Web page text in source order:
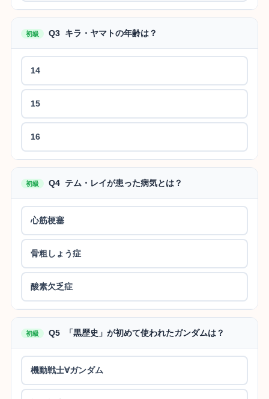
初級 Q3 キラ・ヤマトの年齢は？
14
15
16
初級 Q4 テム・レイが患った病気とは？
心筋梗塞
骨粗しょう症
酸素欠乏症
初級 Q5 「黒歴史」が初めて使われたガンダムは？
機動戦士∀ガンダム